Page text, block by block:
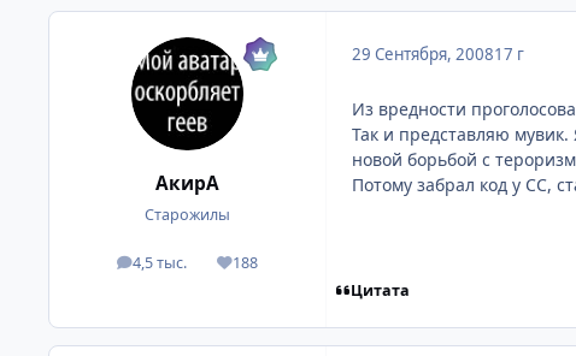
АкирА
Старожилы
4,5 тыс.
посты 188
Репутация
29 Сентября, 200817 г
Из вредности
Так и представляю
новой борьбой с
Потому забрал код у СС,
Цитата